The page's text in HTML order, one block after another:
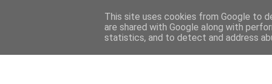
This site uses cookies from Google to
are shared with Google along with
statistics, and to detect and address